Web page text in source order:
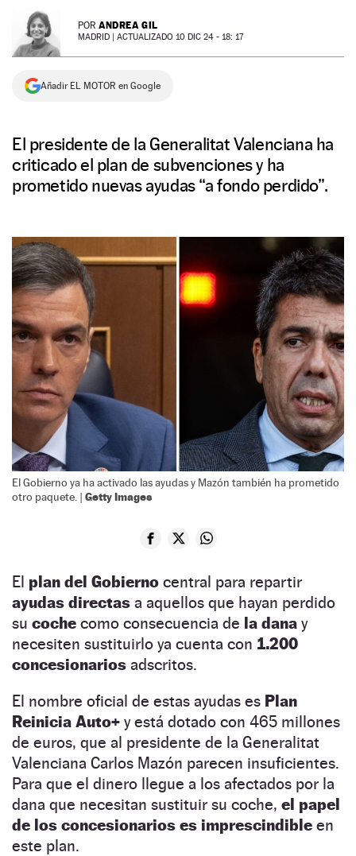
NEWSLETTER POR ANDREA GIL
MADRID | ACTUALIZADO 10 DIC 24 - 18: 17
Añadir EL MOTOR en Google
El presidente de la Generalitat Valenciana ha
criticado el plan de subvenciones y ha
prometido nuevas ayudas “a fondo perdido”.
El Gobierno ya ha activado las ayudas y Mazón también ha prometido
otro paquete. | Getty Images
El plan del Gobierno central para repartir
ayudas directas a aquellos que hayan perdido
su coche como consecuencia de la dana y
necesiten sustituirlo ya cuenta con 1.200
concesionarios adscritos.
El nombre oficial de estas ayudas es Plan
Reinicia Auto+ y está dotado con 465 millones
de euros, que al presidente de la Generalitat
Valenciana Carlos Mazón parecen insuficientes.
Para que el dinero llegue a los afectados por la
dana que necesitan sustituir su coche, el papel
de los concesionarios es imprescindible en
este plan.